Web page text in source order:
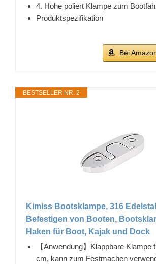
4. Hohe poliert Klampe zum
Produktspezifikation
Bei
BESTSELLER NR. 2
Kimiss Bootsklampe, 316
Befestigen von Booten,
Haken für Boot, Kajak und Dock
【Anwendung】Klappbare Klampe
cm, kann zum Festmachen